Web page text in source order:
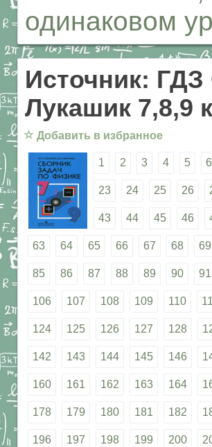
одинаковом
Источник: ГДЗ
Лукашик 7,8,9
☆ Добавить в избранное
1 2 3 4 5 6
23 24 25 26
43 44 45 46
63 64 65 66 67 68 69
85 86 87 88 89 90 91
106 107 108 109 110
124 125 126 127 128
142 143 144 145 146
160 161 162 163 164
178 179 180 181 182
196 197 198 199 200